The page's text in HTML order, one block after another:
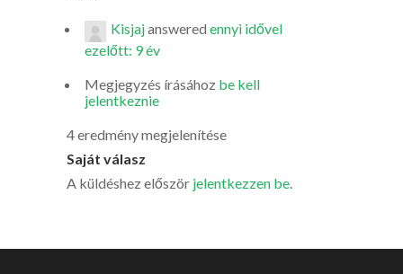
Kisjajanswered ennyi idővel
ezelőtt: 9 év
Megjegyzés írásához be kell
jelentkeznie
4 eredmény megjelenítése
Saját válasz
A küldéshez először jelentkezzen be.